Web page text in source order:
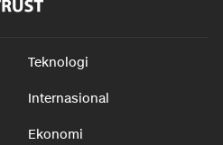
Teknologi
Internasional
Ekonomi